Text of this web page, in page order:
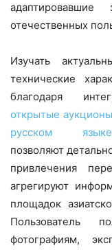
отечественных
Изучать
технические
благодаря
открытые
русском языке
позволяют
привлечения
агрегируют
площадок
Пользователь
фотографиям,